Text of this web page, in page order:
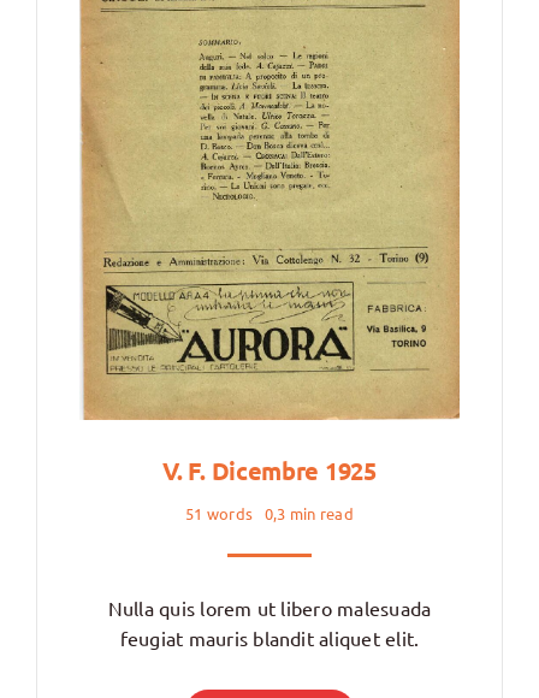
V. F. Dicembre 1925
51 words 0,3 min read
Nulla quis lorem ut libero malesuada
feugiat mauris blandit aliquet elit.